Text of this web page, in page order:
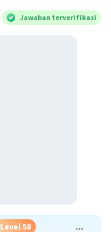
Jawaban terverifikasi
Level 58